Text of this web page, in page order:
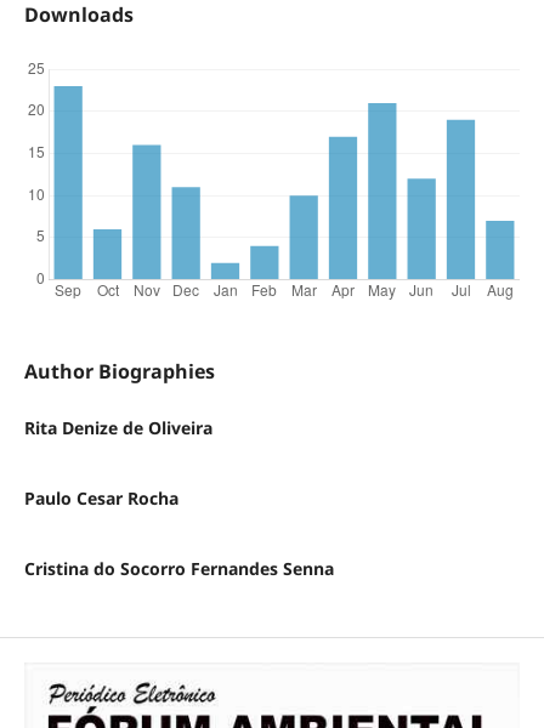
Downloads
Author Biographies
Rita Denize de Oliveira
Paulo Cesar Rocha
Cristina do Socorro Fernandes Senna